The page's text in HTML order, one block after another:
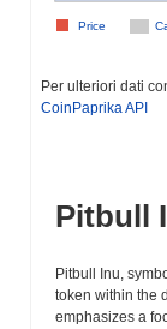
Price
Per ulteriori dati
CoinPaprika API
Pitbull
Pitbull Inu,
token within the
emphasizes a